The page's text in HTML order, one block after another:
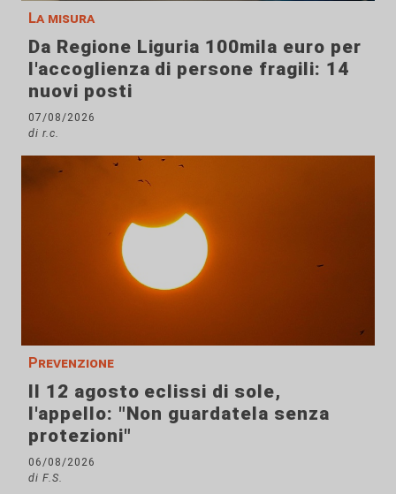
La misura
Da Regione Liguria 100mila euro per
l'accoglienza di persone fragili: 14
nuovi posti
07/08/2026
di r.c.
Prevenzione
Il 12 agosto eclissi di sole,
l'appello: "Non guardatela senza
protezioni"
06/08/2026
di F.S.